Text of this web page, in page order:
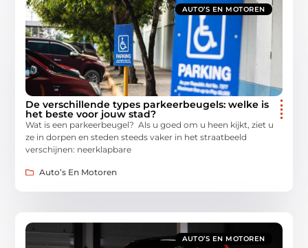
AUTO’S EN MOTOREN
De verschillende types parkeerbeugels: welke is
het beste voor jouw stad?
Wat is een parkeerbeugel? Als u goed om u heen kijkt, ziet u
ze in dorpen en steden steeds vaker in het straatbeeld
verschijnen: neerklapbare
Auto’s En Motoren
AUTO’S EN MOTOREN